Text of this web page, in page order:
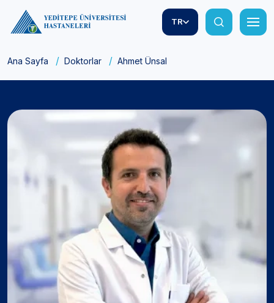
TR
Ana Sayfa Doktorlar Ahmet Ünsal